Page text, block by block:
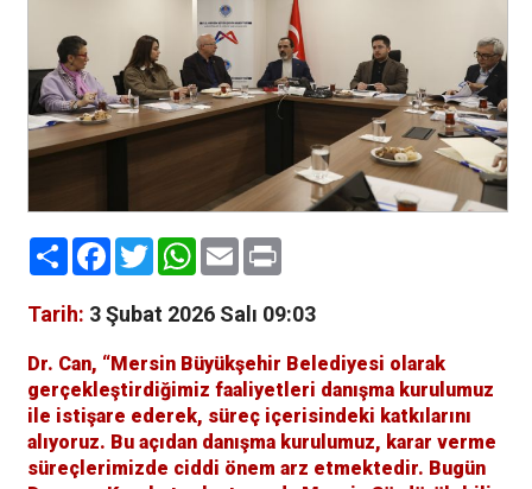
PaylaşFacebook
TwitterWhatsApp
EmailPrint
Tarih: 3 Şubat 2026 Salı 09:03
Dr. Can, “Mersin Büyükşehir Belediyesi olarak
gerçekleştirdiğimiz faaliyetleri danışma kurulumuz
ile istişare ederek, süreç içerisindeki katkılarını
alıyoruz. Bu açıdan danışma kurulumuz, karar verme
süreçlerimizde ciddi önem arz etmektedir. Bugün